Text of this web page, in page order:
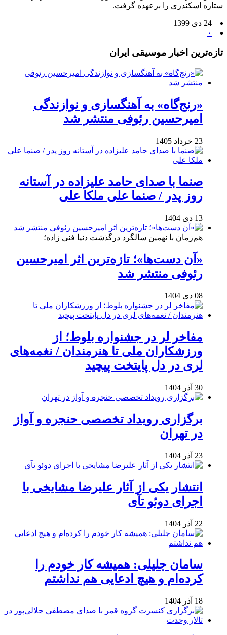
ستاره اسکندری را برعهده گرفت.
24 دی 1399
۰
تازه‌ترین اخبار موسیقی ایران
«رنج‌گاه» به آهنگسازی و نوازندگی
امیرحسین رئوفی منتشر شد
23 خرداد 1405
صنما با صدای حامد علیزاده در آستانه
روز پدر / صنما علی ملکا علی
13 دی 1404
هم‌زمان با نهمین سالگرد درگذشت دنیا فنی زاده؛
«آن دست‌ها»؛ تازه‌ترین اثر امیرحسین
رئوفی منتشر شد
08 دی 1404
مفاخر لر در جشنواره بلوط؛ از
ورزشکاران ملی تا هنرمندان / نغمه‌های
لری در دل پایتخت پیچید
30 آذر 1404
برگزاری رویداد تخصصی حنجره و آواز
در تهران
23 آذر 1404
انتشار یکی از آثار علیرضا مشایخی با
اجرای دوئو تآی
22 آذر 1404
سامان جلیلی: همیشه کار خودم را
کرده‌ام و هیچ ادعایی هم نداشتم
18 آذر 1404